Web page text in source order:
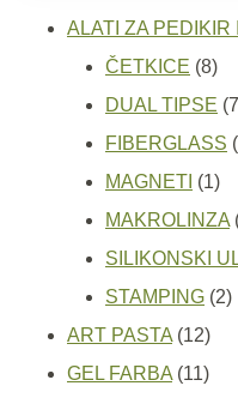
ALATI ZA PEDIKIR
ČETKICE 88
DUAL TIPSE 7
FIBERGLASS
MAGNETI 11
MAKROLINZA
SILIKONSKI
STAMPING 22
ART PASTA 1212
GEL FARBA 1111